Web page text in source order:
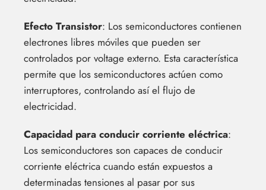
Efecto Transistor: Los semiconductores contienen
electrones libres móviles que pueden ser
controlados por voltage externo. Esta característica
permite que los semiconductores actúen como
interruptores, controlando así el flujo de
electricidad.
Capacidad para conducir corriente eléctrica:
Los semiconductores son capaces de conducir
corriente eléctrica cuando están expuestos a
determinadas tensiones al pasar por sus